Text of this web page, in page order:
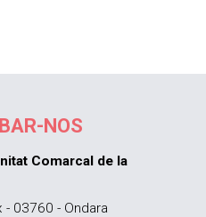
NOS
Comarcal de la
03760 - Ondara